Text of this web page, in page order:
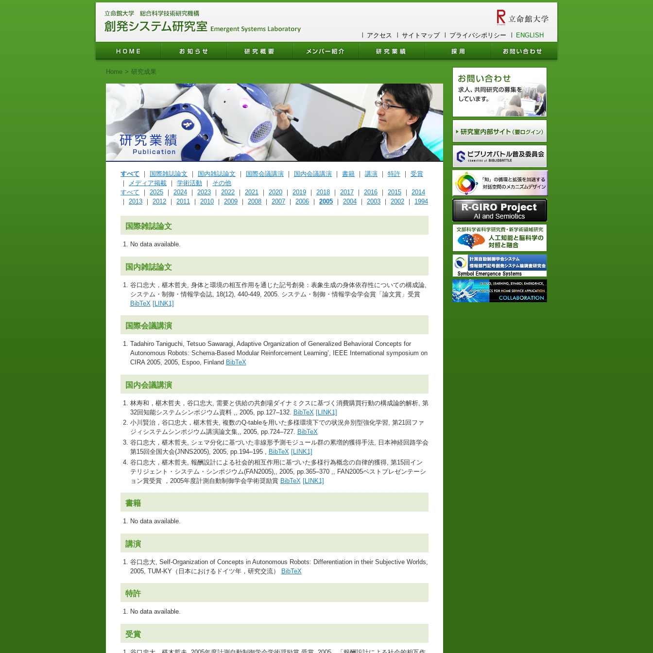
アクセス サイトマップ プライバシポリシー ENGLISH
Home > 研究成果
すべて ｜ 国際雑誌論文 ｜ 国内雑誌論文 ｜ 国際会議講演 ｜ 国内会議講演 ｜ 書籍 ｜ 講演 ｜ 特許 ｜ 受賞
｜
メディア掲載 ｜ 学術活動 ｜ その他
すべて ｜ 2025 ｜ 2024 ｜ 2023 ｜ 2022 ｜ 2021 ｜ 2020 ｜ 2019 ｜ 2018 ｜ 2017 ｜ 2016 ｜ 2015 ｜ 2014
｜ 2013 ｜ 2012 ｜ 2011 ｜ 2010 ｜ 2009 ｜ 2008 ｜ 2007 ｜ 2006 ｜ 2005 ｜ 2004 ｜ 2003 ｜ 2002 ｜ 1994
国際雑誌論文
No data available.
国内雑誌論文
谷口忠大，椹木哲夫, 身体と環境の相互作用を通じた記号創発：表象生成の身体依存性についての構成論,
システム・制御・情報学会誌, 18(12), 440-449, 2005. システム・制御・情報学会学会賞「論文賞」受賞
BibTeX [LINK1]
国際会議講演
Tadahiro Taniguchi, Tetsuo Sawaragi, Adaptive Organization of Generalized Behavioral Concepts for
Autonomous Robots: Schema-Based Modular Reinforcement Learning’, IEEE International symposium on
CIRA 2005, 2005, Espoo, Finland BibTeX
国内会議講演
林寿和，椹木哲夫，谷口忠大, 需要と供給の共創場ダイナミクスに基づく消費購買行動の構成論的解析, 第
32回知能システムシンポジウム資料 ,, 2005, pp.127–132.
BibTeX [LINK1]
小川賢治，谷口忠大，椹木哲夫, 複数のQ-tableを用いた多様環境下での状況弁別型強化学習, 第21回ファ
ジィシステムシンポジウム講演論文集,, 2005, pp.724–727. BibTeX
谷口忠大，椹木哲夫, シェマ分化に基づいた非線形予測モジュール群の累増的獲得手法, 日本神経回路学会
第15回全国大会(JNNS2005), 2005, pp.194–195 ,
BibTeX [LINK1]
谷口忠大，椹木哲夫, 報酬設計による社会的相互作用に基づいた多様行為概念の自律的獲得, 第15回イン
テリジェント・システム・シンポジウム(FAN2005),, 2005, pp.365–370 ,, FAN2005ベストプレゼンテーシ
ョン賞受賞 ，2005年度計測自動制御学会学術奨励賞 BibTeX [LINK1]
書籍
No data available.
講演
谷口忠大, Self-Organization of Concepts in Autonomous Robots: Differentiation in their Subjective Worlds,
2005, TUM-KY（日本におけるドイツ年，研究交流）
BibTeX
特許
No data available.
受賞